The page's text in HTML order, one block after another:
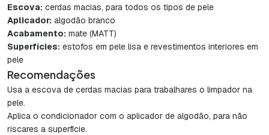
Escova: cerdas macias, para todos os tipos de pele
Aplicador: algodão branco
Acabamento: mate (MATT)
Superfícies: estofos em pele lisa e revestimentos interiores em
pele
Recomendações
Usa a escova de cerdas macias para trabalhares o limpador na
pele.
Aplica o condicionador com o aplicador de algodão, para não
riscares a superfície.